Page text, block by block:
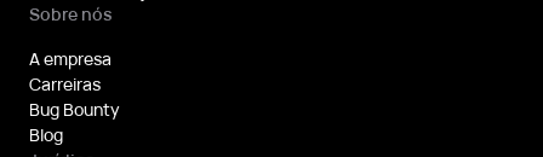
Sobre nós
A empresa
Carreiras
Bug Bounty
Blog